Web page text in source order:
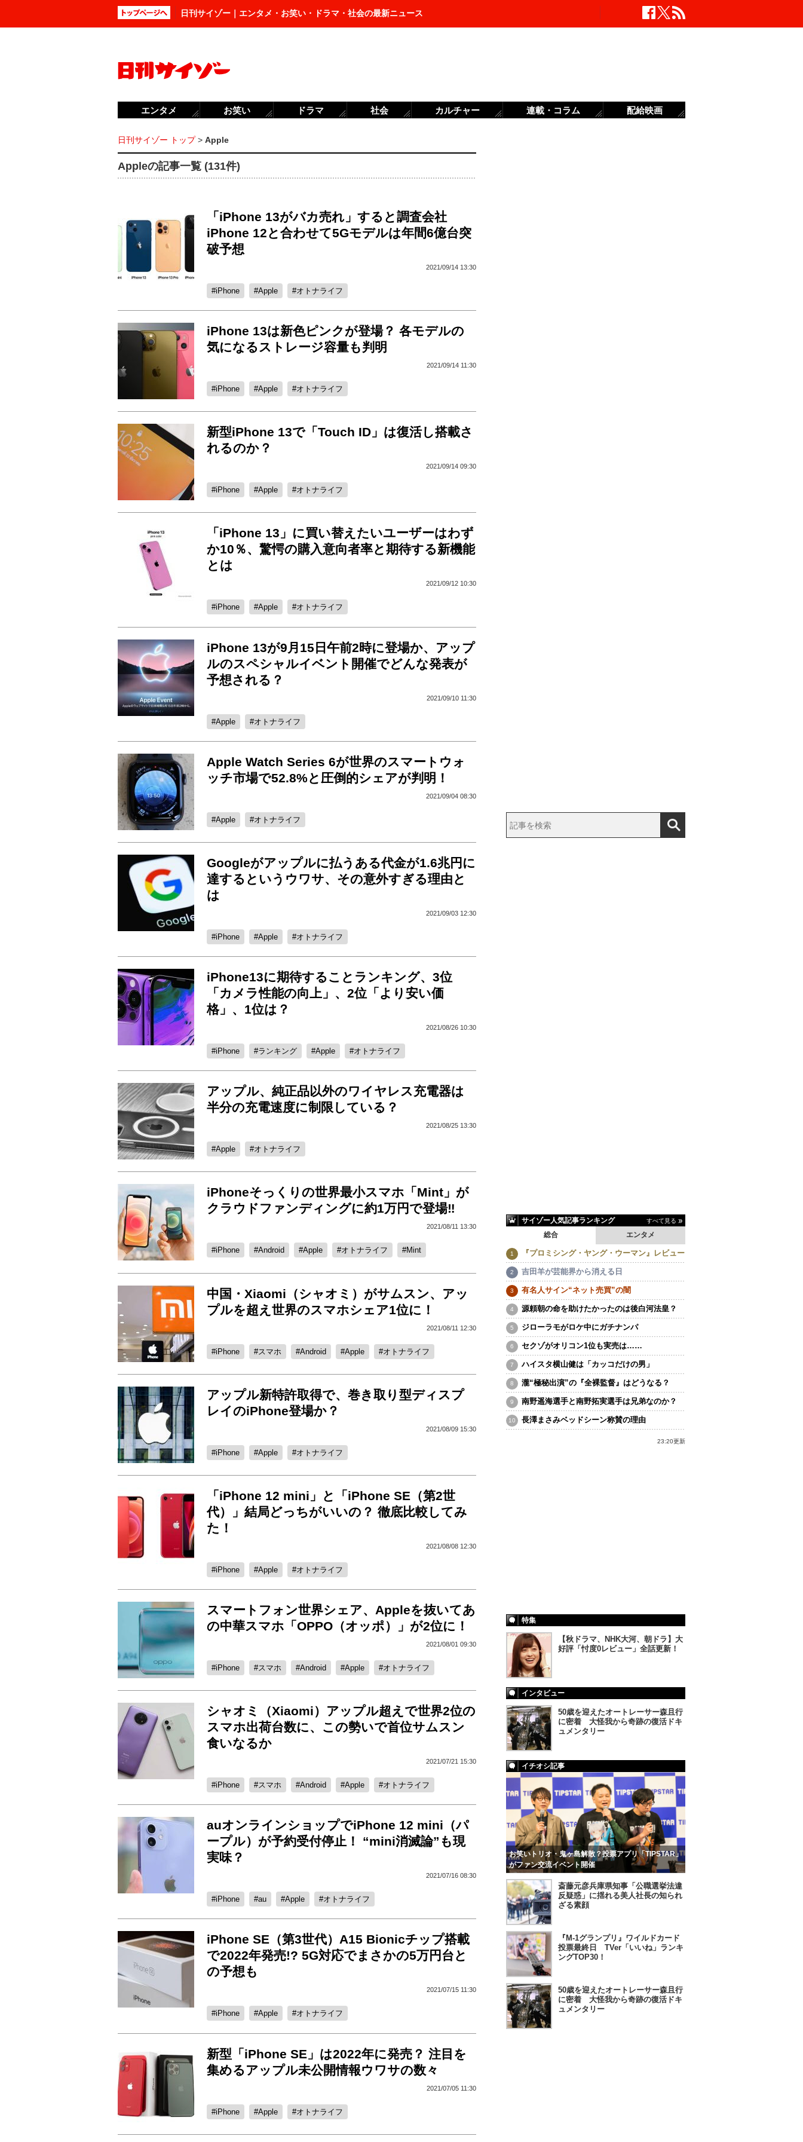
日刊サイゾー｜エンタメ・お笑い・ドラマ・社会の最新ニュース
日刊サイゾー トップ> Apple
Appleの記事一覧 (131件)
「iPhone 13がバカ売れ」すると調査会社
iPhone 12と合わせて5Gモデルは年間6億台突
破予想
2021/09/14 13:30
iPhone Apple オトナライフ
iPhone 13は新色ピンクが登場？ 各モデルの
気になるストレージ容量も判明
2021/09/14 11:30
iPhone Apple オトナライフ
新型iPhone 13で「Touch ID」は復活し搭載さ
れるのか？
2021/09/14 09:30
iPhone Apple オトナライフ
「iPhone 13」に買い替えたいユーザーはわず
か10％、驚愕の購入意向者率と期待する新機能
とは
2021/09/12 10:30
iPhone Apple オトナライフ
iPhone 13が9月15日午前2時に登場か、アップ
ルのスペシャルイベント開催でどんな発表が
予想される？
2021/09/10 11:30
Apple オトナライフ
Apple Watch Series 6が世界のスマートウォ
ッチ市場で52.8%と圧倒的シェアが判明！
2021/09/04 08:30
Apple オトナライフ
Googleがアップルに払うある代金が1.6兆円に
達するというウワサ、その意外すぎる理由と
は
2021/09/03 12:30
iPhone Apple オトナライフ
iPhone13に期待することランキング、3位
「カメラ性能の向上」、2位「より安い価
格」、1位は？
2021/08/26 10:30
iPhone ランキング Apple オトナライフ
アップル、純正品以外のワイヤレス充電器は
半分の充電速度に制限している？
2021/08/25 13:30
Apple オトナライフ
iPhoneそっくりの世界最小スマホ「Mint」が
クラウドファンディングに約1万円で登場‼︎
2021/08/11 13:30
iPhone Android Apple オトナライフ Mint
中国・Xiaomi（シャオミ）がサムスン、アッ
プルを超え世界のスマホシェア1位に！
2021/08/11 12:30
iPhone スマホ Android Apple オトナライフ
アップル新特許取得で、巻き取り型ディスプ
レイのiPhone登場か？
2021/08/09 15:30
iPhone Apple オトナライフ
「iPhone 12 mini」と「iPhone SE（第2世
代）」結局どっちがいいの？ 徹底比較してみ
た！
2021/08/08 12:30
iPhone Apple オトナライフ
スマートフォン世界シェア、Appleを抜いてあ
の中華スマホ「OPPO（オッポ）」が2位に！
2021/08/01 09:30
iPhone スマホ Android Apple オトナライフ
シャオミ（Xiaomi）アップル超えで世界2位の
スマホ出荷台数に、この勢いで首位サムスン
食いなるか
2021/07/21 15:30
iPhone スマホ Android Apple オトナライフ
auオンラインショップでiPhone 12 mini（パ
ープル）が予約受付停止！ “mini消滅論”も現
実味？
2021/07/16 08:30
iPhone au Apple オトナライフ
iPhone SE（第3世代）A15 Bionicチップ搭載
で2022年発売!? 5G対応でまさかの5万円台と
の予想も
2021/07/15 11:30
iPhone Apple オトナライフ
新型「iPhone SE」は2022年に発売？ 注目を
集めるアップル未公開情報ウワサの数々
2021/07/05 11:30
iPhone Apple オトナライフ
サイゾー人気記事ランキング すべて見る
エンタメ
総合
『プロミシング・ヤング・ウーマン』レビュー
吉田羊が芸能界から消える日
有名人サイン“ネット売買”の闇
源頼朝の命を助けたかったのは後白河法皇？
ジローラモがロケ中にガチナンパ
セクゾがオリコン1位も実売は……
ハイスタ横山健は「カッコだけの男」
瀧“極秘出演”の『全裸監督』はどうなる？
南野遥海選手と南野拓実選手は兄弟なのか？
長澤まさみベッドシーン称賛の理由
23:20更新
特集
【秋ドラマ、NHK大河、朝ドラ】大
好評「忖度0レビュー」全話更新！
インタビュー
50歳を迎えたオートレーサー森且行
に密着 大怪我から奇跡の復活ドキ
ュメンタリー
イチオシ記事
お笑いトリオ・鬼ヶ島解散？投票アプリ「TIPSTAR」
がファン交流イベント開催
斎藤元彦兵庫県知事「公職選挙法違
反疑惑」に揺れる美人社長の知られ
ざる素顔
『M-1グランプリ』ワイルドカード
投票最終日 TVer「いいね」ランキ
ングTOP30！
50歳を迎えたオートレーサー森且行
に密着 大怪我から奇跡の復活ドキ
ュメンタリー
エンタメ お笑い ドラマ 社会 カルチャー 連載・コラム 配給映画